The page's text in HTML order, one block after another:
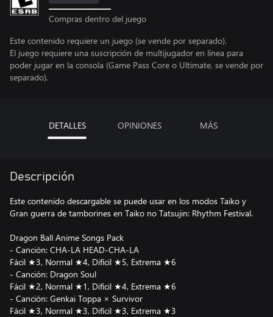
Compras dentro del juego
Este contenido requiere un juego (se vende por separado).
El juego requiere una suscripción de multijugador en línea para
poder jugar en la consola (Game Pass Core o Ultimate, se vende por
separado).
DETALLES OPINIONES MÁS
Descripción
Este contenido descargable se puede usar en los modos Taiko y
Gran guerra de tamborines en Taiko no Tatsujin: Rhythm Festival.
Dragon Ball Anime Songs Pack
- Canción: CHA-LA HEAD-CHA-LA
Fácil ★3, Normal ★4, Difícil ★5, Extrema ★6
- Canción: Dragon Soul
Fácil ★2, Normal ★1, Difícil ★4, Extrema ★6
- Canción: Genkai Toppa × Survivor
Fácil ★3, Normal ★3, Difícil ★3, Extrema ★3